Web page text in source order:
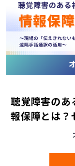
9. 個人情
今回取得させ
かは、ご本人
ただし、個人
質問への回
１．当社の個
法律に則った
２．本ページ
に適用され
保護方針を
聴覚障害のあ
報保障とは？